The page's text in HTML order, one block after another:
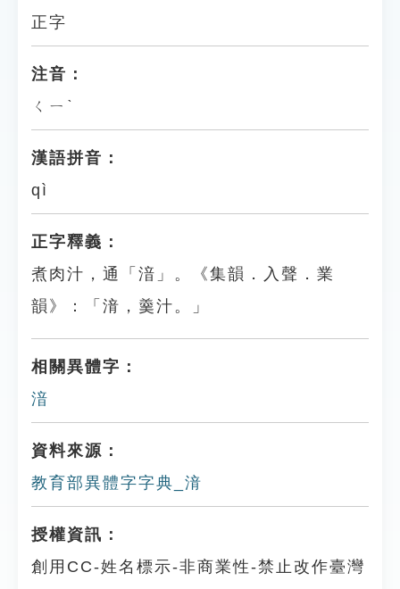
正字
注音：
ㄑㄧˋ
漢語拼音：
qì
正字釋義：
煮肉汁，通「湆」。《集韻．入聲．業
韻》：「湇，羹汁。」
相關異體字：
湆
資料來源：
教育部異體字字典_湇
授權資訊：
創用CC-姓名標示-非商業性-禁止改作臺灣